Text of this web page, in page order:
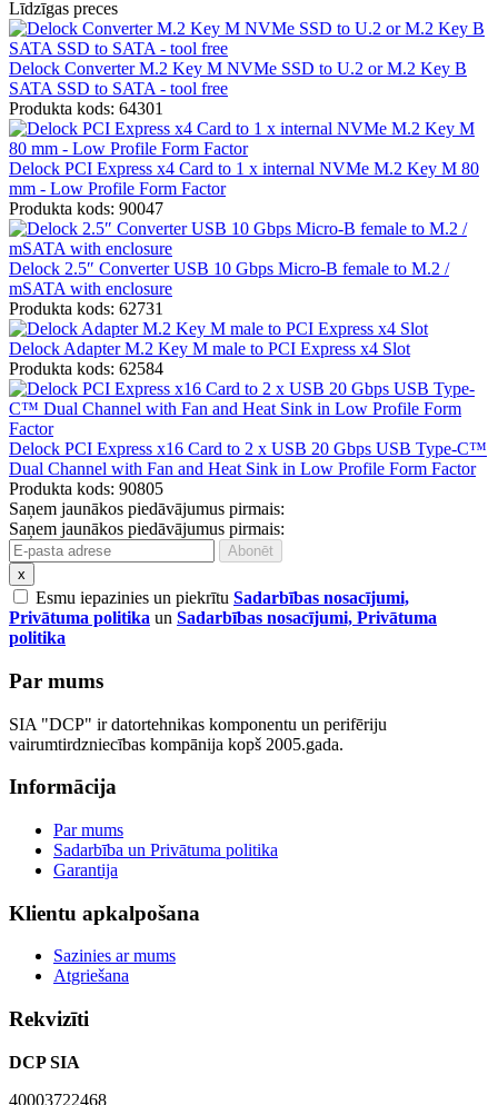
Līdzīgas preces
Delock Converter M.2 Key M NVMe SSD to U.2 or M.2 Key B
SATA SSD to SATA - tool free
Produkta kods: 64301
Delock PCI Express x4 Card to 1 x internal NVMe M.2 Key M 80
mm - Low Profile Form Factor
Produkta kods: 90047
Delock 2.5″ Converter USB 10 Gbps Micro-B female to M.2 /
mSATA with enclosure
Produkta kods: 62731
Delock Adapter M.2 Key M male to PCI Express x4 Slot
Produkta kods: 62584
Delock PCI Express x16 Card to 2 x USB 20 Gbps USB Type-C™
Dual Channel with Fan and Heat Sink in Low Profile Form Factor
Produkta kods: 90805
Saņem jaunākos piedāvājumus pirmais:
Saņem jaunākos piedāvājumus pirmais:
x
Esmu iepazinies un piekrītu Sadarbības nosacījumi,
Privātuma politika un Sadarbības nosacījumi, Privātuma
politika
Par mums
SIA "DCP" ir datortehnikas komponentu un perifēriju
vairumtirdzniecības kompānija kopš 2005.gada.
Informācija
Par mums
Sadarbība un Privātuma politika
Garantija
Klientu apkalpošana
Sazinies ar mums
Atgriešana
Rekvizīti
DCP SIA
40003722468